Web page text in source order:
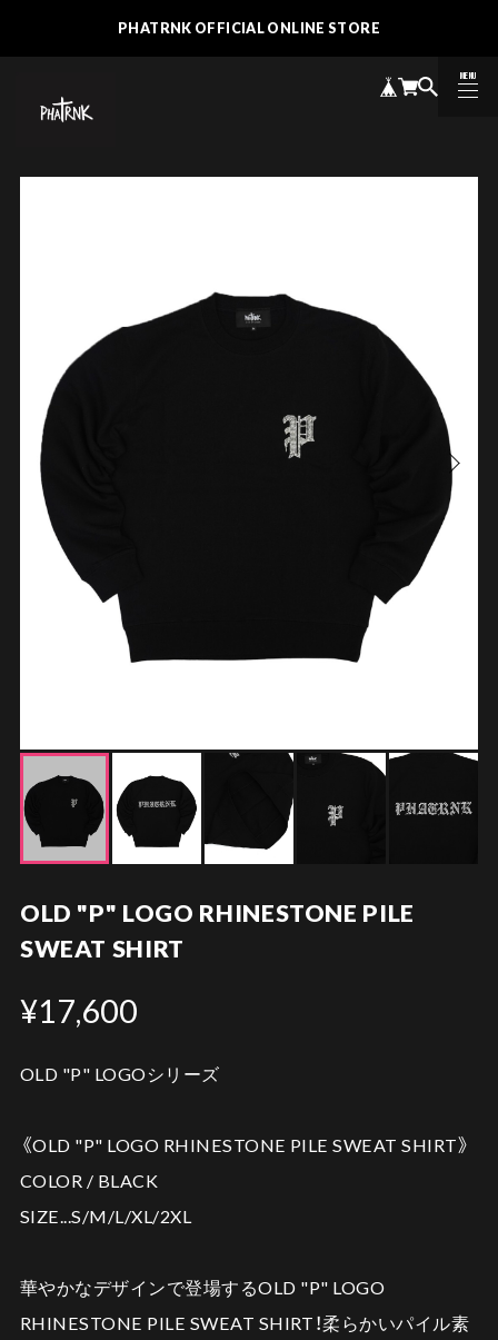
PHATRNK OFFICIAL ONLINE STORE
MENU
CLOSE
OLD "P" LOGO RHINESTONE PILE
SWEAT SHIRT
¥17,600
OLD "P" LOGOシリーズ
《OLD "P" LOGO RHINESTONE PILE SWEAT SHIRT》
COLOR / BLACK
SIZE...S/M/L/XL/2XL
華やかなデザインで登場するOLD "P" LOGO
RHINESTONE PILE SWEAT SHIRT！柔らかいパイル素